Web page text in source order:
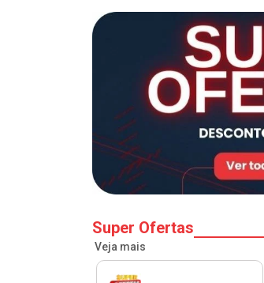
Super Ofertas
Veja mais